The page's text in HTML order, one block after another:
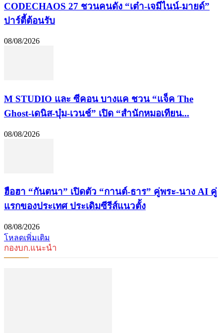
CODECHAOS 27 ชวนคนดัง “เต๋า-เจมีไนน์-มายด์”
ปาร์ตี้ต้อนรับ
08/08/2026
M STUDIO และ ซีคอน บางแค ชวน “แจ็ค The
Ghost-เดนิส-บุ๋ม-เวนช์” เปิด “สำนักหมอเทียน...
08/08/2026
ฮือฮา “กันตนา” เปิดตัว “กานต์-ธาร” คู่พระ-นาง AI คู่
แรกของประเทศ ประเดิมซีรีส์แนวตั้ง
08/08/2026
โหลดเพิ่มเติม
กองบก.แนะนำ